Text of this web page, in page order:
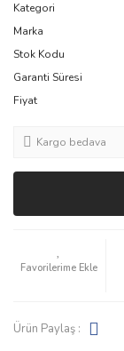
Kategori
Marka
Stok Kodu
Garanti Süresi
Fiyat
Kargo bedava
Ürün Paylaş :